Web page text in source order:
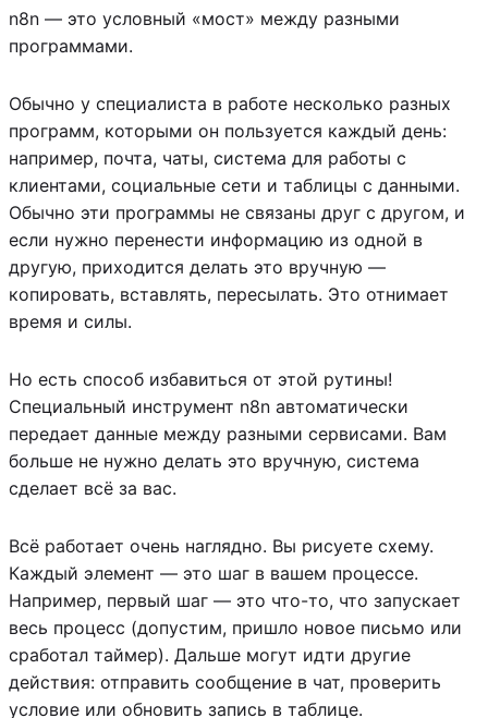
n8n — это условный «мост» между разными
программами.
Обычно у специалиста в работе несколько разных
программ, которыми он пользуется каждый день:
например, почта, чаты, система для работы с
клиентами, социальные сети и таблицы с данными.
Обычно эти программы не связаны друг с другом, и
если нужно перенести информацию из одной в
другую, приходится делать это вручную —
копировать, вставлять, пересылать. Это отнимает
время и силы.
Но есть способ избавиться от этой рутины!
Специальный инструмент n8n автоматически
передает данные между разными сервисами. Вам
больше не нужно делать это вручную, система
сделает всё за вас.
Всё работает очень наглядно. Вы рисуете схему.
Каждый элемент — это шаг в вашем процессе.
Например, первый шаг — это что-то, что запускает
весь процесс (допустим, пришло новое письмо или
сработал таймер). Дальше могут идти другие
действия: отправить сообщение в чат, проверить
условие или обновить запись в таблице.